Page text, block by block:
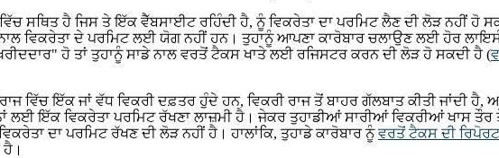
ਸਥਿਤ ਹੈ ਜਿਸ ਤੇ ਇੱਕ ਵੈੱਬਸਾਈਟ ਰਹਿੰਦੀ ਹੈ, ਨੂੰ ਵਿਕਰੇਤਾ ਦਾ ਪਰਮਿਟ ਲੈਣ ਦੀ ਲੋੜ ਨਹੀਂ ਹੋ
ਵਿਕਰੇਤਾ ਦੇ ਪਰਮਿਟ ਲਈ ਯੋਗ ਨਹੀਂ ਹਨ। ਤੁਹਾਨੂੰ ਆਪਣਾ ਕਾਰੋਬਾਰ ਚਲਾਉਣ ਲਈ ਹੋਰ
ਹੋ ਤਾਂ ਤੁਹਾਨੂੰ ਸਾਡੇ ਨਾਲ ਵਰਤੋਂ ਟੈਕਸ ਖਾਤੇ ਲਈ ਰਜਿਸਟਰ ਕਰਨ ਦੀ ਲੋੜ ਹੋ ਸਕਦੀ ਹੈ (
ਵਿੱਚ ਇੱਕ ਜਾਂ ਵੱਧ ਵਿਕਰੀ ਦਫ਼ਤਰ ਹੁੰਦੇ ਹਨ, ਵਿਕਰੀ ਰਾਜ ਤੋਂ ਬਾਹਰ ਗੱਲਬਾਤ ਕੀਤੀ ਜਾਂਦੀ
ਲਈ ਇੱਕ ਵਿਕਰੇਤਾ ਪਰਮਿਟ ਰੱਖਣਾ ਲਾਜ਼ਮੀ ਹੈ। ਜੇਕਰ ਤੁਹਾਡੀਆਂ ਸਾਰੀਆਂ ਵਿਕਰੀਆਂ ਖਾਸ ਤੌਰ
ਦਾ ਪਰਮਿਟ ਰੱਖਣ ਦੀ ਲੋੜ ਨਹੀਂ ਹੈ। ਹਾਲਾਂਕਿ, ਤੁਹਾਡੇ ਕਾਰੋਬਾਰ ਨੂੰਵਰਤੋਂ ਟੈਕਸ ਦੀ